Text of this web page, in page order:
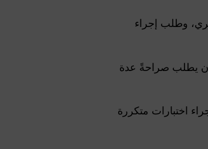
وطلب إجراء
أن يطلب صراحةً عدة
اختبارات متكررة